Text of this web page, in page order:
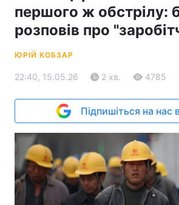
першого ж обстрілу:
розповів про
ЮРІЙ КОБЗАР
22:40, 15.05.26 2 хв. 4785
Підпишіться на нас